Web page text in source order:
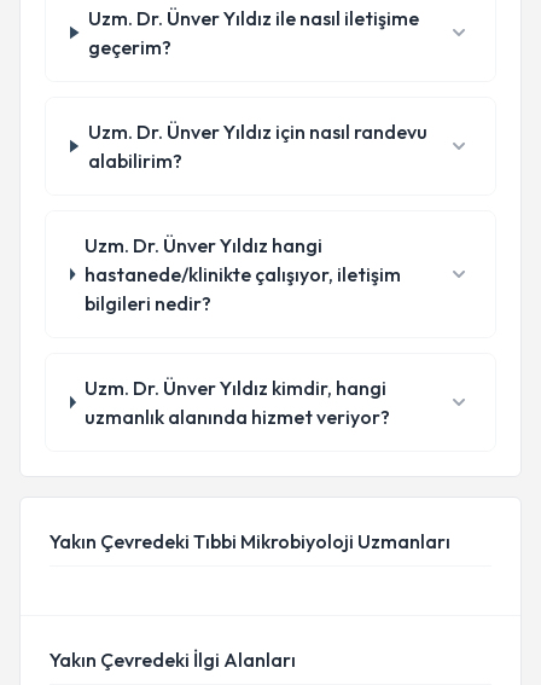
Uzm. Dr. Ünver Yıldız ile nasıl iletişime
geçerim?
Uzm. Dr. Ünver Yıldız için nasıl randevu
alabilirim?
Uzm. Dr. Ünver Yıldız hangi
hastanede/klinikte çalışıyor, iletişim
bilgileri nedir?
Uzm. Dr. Ünver Yıldız kimdir, hangi
uzmanlık alanında hizmet veriyor?
Yakın Çevredeki Tıbbi Mikrobiyoloji Uzmanları
Yakın Çevredeki İlgi Alanları